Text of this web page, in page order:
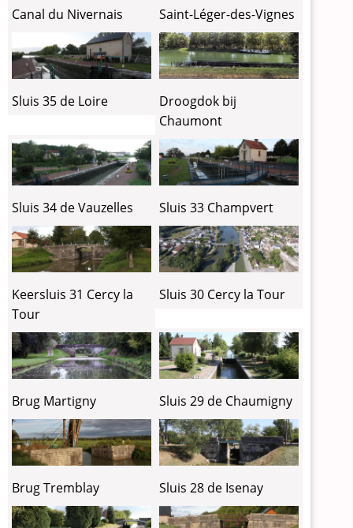
Canal du Nivernais Saint-Léger-des-Vignes
Sluis 35 de Loire
Droogdok bij
Chaumont
Sluis 34 de Vauzelles Sluis 33 Champvert
Keersluis 31 Cercy la
Tour
Sluis 30 Cercy la Tour
Brug Martigny Sluis 29 de Chaumigny
Brug Tremblay Sluis 28 de Isenay